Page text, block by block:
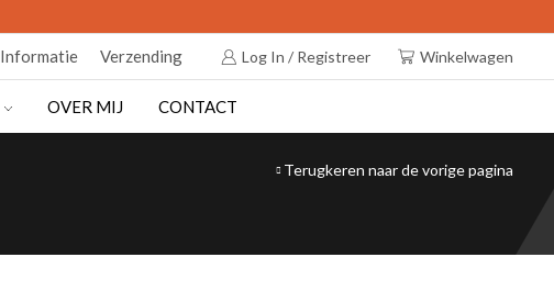
Informatie Verzending Log In / Registreer Winkelwagen
OVER MIJ CONTACT
Terugkeren naar de vorige pagina